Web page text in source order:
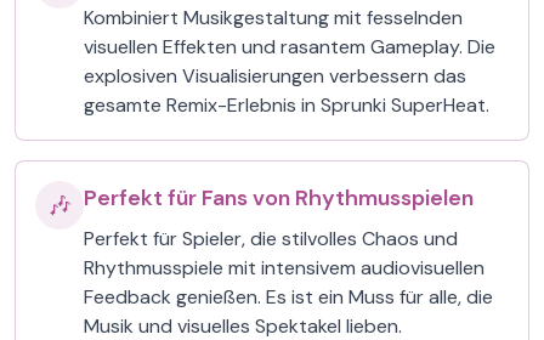
Kombiniert Musikgestaltung mit fesselnden
visuellen Effekten und rasantem Gameplay. Die
explosiven Visualisierungen verbessern das
gesamte Remix-Erlebnis in Sprunki SuperHeat.
🎶 Perfekt für Fans von Rhythmusspielen
Perfekt für Spieler, die stilvolles Chaos und
Rhythmusspiele mit intensivem audiovisuellen
Feedback genießen. Es ist ein Muss für alle, die
Musik und visuelles Spektakel lieben.